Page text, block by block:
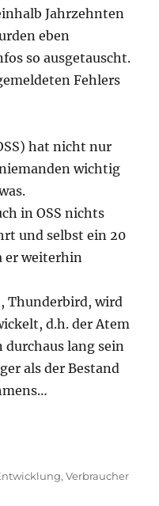
Jahrzehnten
eben
so ausgetauscht.
Fehlers
hat nicht nur
wichtig
in OSS nichts
und selbst ein 20
er weiterhin
Thunderbird, wird
d.h. der Atem
lang sein
als der Bestand
,Verbraucher